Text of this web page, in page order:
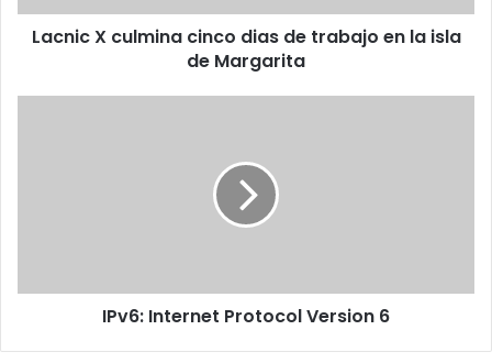
la
islaLacnic X culmina cinco dias de trabajo en la isla
de Margarita
IPv6: Internet Protocol Version 6